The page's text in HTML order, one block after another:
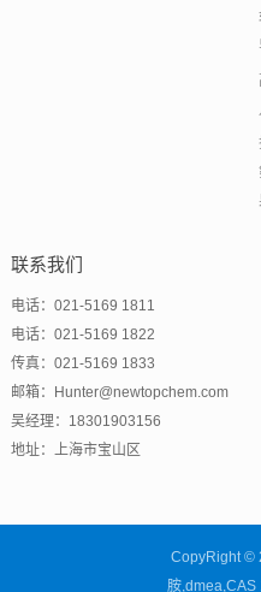
联系我们
电话：021-5169 1811
电话：021-5169 1822
传真：021-5169 1833
邮箱：Hunter@newtopchem.com
吴经理：18301903156
地址：上海市宝山区
CopyRight ©
胺